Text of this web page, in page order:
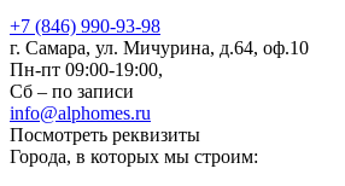
+7 (846) 990-93-98
г. Самара, ул. Мичурина, д.64, оф.10
Пн-пт 09:00-19:00,
Сб – по записи
info@alphomes.ru
Посмотреть реквизиты
Города, в которых мы строим: